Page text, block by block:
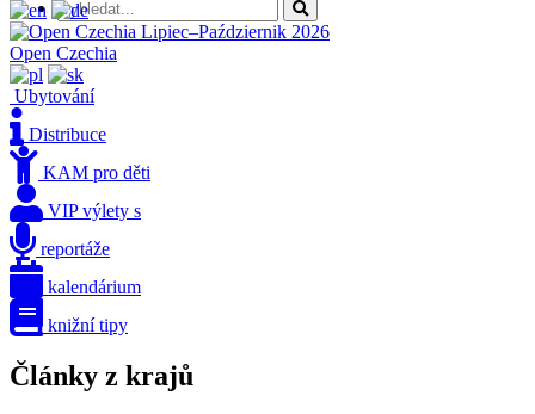
Open Czechia
Ubytování
Distribuce
KAM pro děti
VIP výlety s
reportáže
kalendárium
knižní tipy
Články z krajů